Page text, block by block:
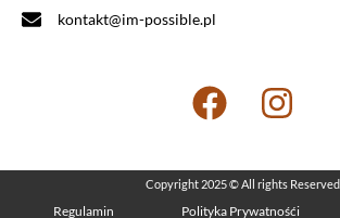
kontakt@im-possible.pl
Copyright 2025 © All rights Reserved.
Regulamin Polityka Prywatnośći